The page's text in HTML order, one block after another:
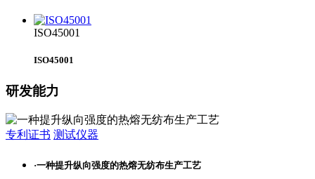
ISO45001
ISO45001
研发能力
专利证书 测试仪器
·一种提升纵向强度的热熔无纺布生产工艺